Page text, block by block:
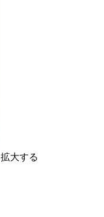
拡大する